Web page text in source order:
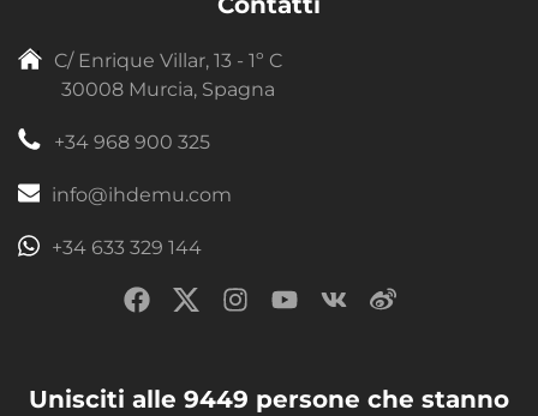
C/ Enrique Villar, 13 - 1º C
30008 Murcia, Spagna
+34 968 900 325
info@ihdemu.com
+34 633 329 144
Unisciti alle 9449 persone che stanno